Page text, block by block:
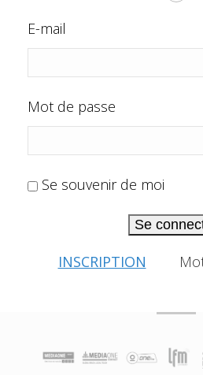
E-mail
Mot de passe
Se souvenir de moi
Se
INSCRIPTION